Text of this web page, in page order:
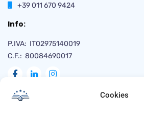
Cookies
+39 011 670 9424
Info:
P.IVA: IT02975140019
C.F.: 80084690017